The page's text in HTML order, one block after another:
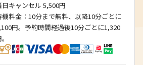
日キャンセル 5,500円
機料金：10分まで無料、以降10分ごとに
円。予約時間経過後10分ごとに1,320